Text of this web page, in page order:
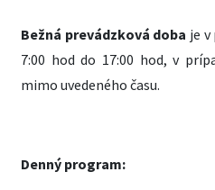
Bežná prevádzková doba je v
7:00 hod do 17:00 hod, v
mimo uvedeného času.
Denný program: